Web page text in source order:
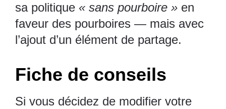
sa politique « sans pourboire » en
faveur des pourboires — mais avec
l’ajout d’un élément de partage.
Fiche de conseils
Si vous décidez de modifier votre